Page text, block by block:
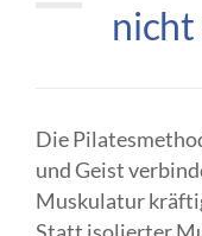
Die
und Geist
Muskulatur